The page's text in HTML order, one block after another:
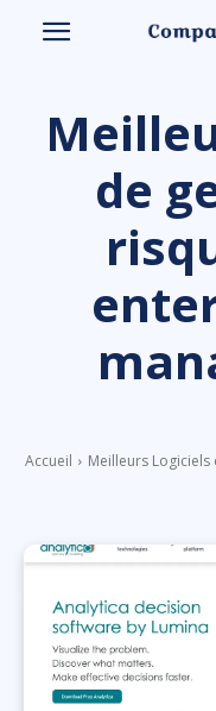
de
Accueil
Meilleurs